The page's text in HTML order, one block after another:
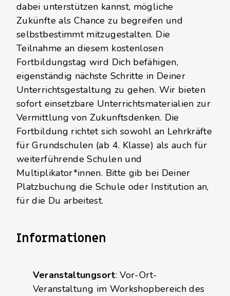
dabei unterstützen kannst, mögliche
Zukünfte als Chance zu begreifen und
selbstbestimmt mitzugestalten. Die
Teilnahme an diesem kostenlosen
Fortbildungstag wird Dich befähigen,
eigenständig nächste Schritte in Deiner
Unterrichtsgestaltung zu gehen. Wir bieten
sofort einsetzbare Unterrichtsmaterialien zur
Vermittlung von Zukunftsdenken. Die
Fortbildung richtet sich sowohl an Lehrkräfte
für Grundschulen (ab 4. Klasse) als auch für
weiterführende Schulen und
Multiplikator*innen. Bitte gib bei Deiner
Platzbuchung die Schule oder Institution an,
für die Du arbeitest.
Informationen
Veranstaltungsort: Vor-Ort-
Veranstaltung im Workshopbereich des